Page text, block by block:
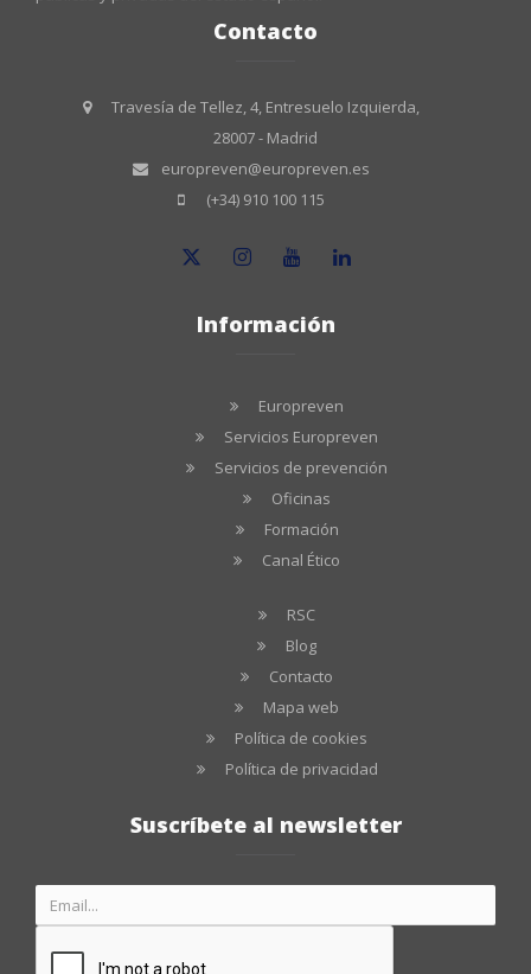
Contacto
Travesía de Tellez, 4, Entresuelo Izquierda,
28007 - Madrid
europreven@europreven.es
(+34) 910 100 115
Información
Europreven
Servicios Europreven
Servicios de prevención
Oficinas
Formación
Canal Ético
RSC
Blog
Contacto
Mapa web
Política de cookies
Política de privacidad
Suscríbete al newsletter